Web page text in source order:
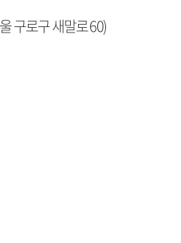
구로구 새말로 60)